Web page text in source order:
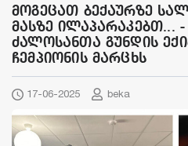
მოგეცათ ბექაურზე
მასზე ილაპარაკებთ...
ძალოსანთა გუნდის
ჩემპიონის მარცხს
17-06-2025 beka